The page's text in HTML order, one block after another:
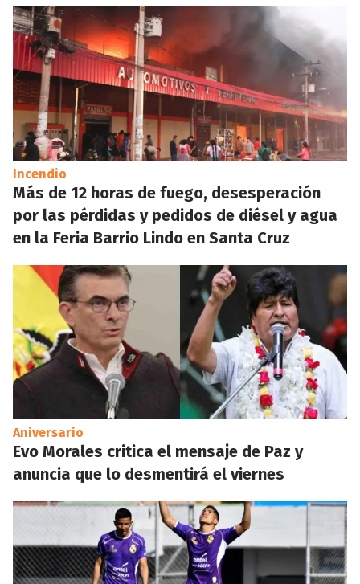
Incendio
Más de 12 horas de fuego, desesperación
por las pérdidas y pedidos de diésel y agua
en la Feria Barrio Lindo en Santa Cruz
Aniversario
Evo Morales critica el mensaje de Paz y
anuncia que lo desmentirá el viernes